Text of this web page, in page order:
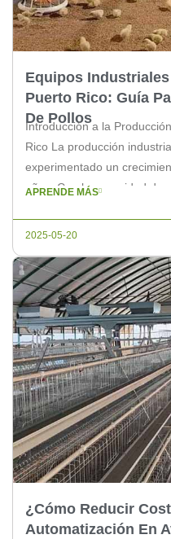
Equipos
Puerto Rico: Guía
De Pollos
Introducción a la
Rico La producción
experimentado un
años. Con la capacidad de
APRENDE MÁS
2025-05-20
¿Cómo Reducir
Automatización En